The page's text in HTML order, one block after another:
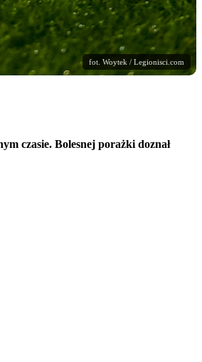
fot. Woytek / Legionisci.com
czasie. Bolesnej porażki doznał